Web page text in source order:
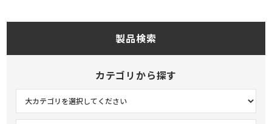
製品検索
カテゴリから探す